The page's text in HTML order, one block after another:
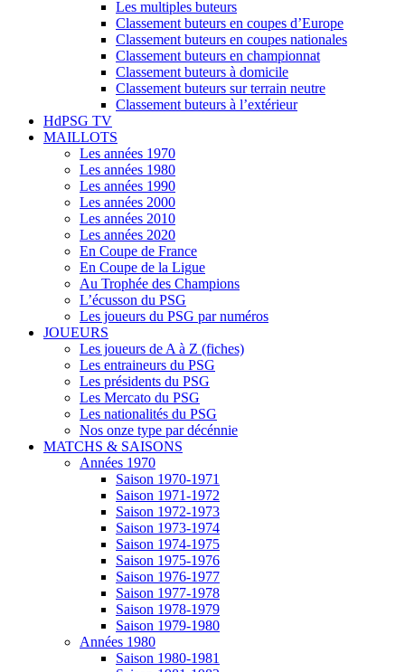
Les multiples buteurs
Classement buteurs en coupes d’Europe
Classement buteurs en coupes nationales
Classement buteurs en championnat
Classement buteurs à domicile
Classement buteurs sur terrain neutre
Classement buteurs à l’extérieur
HdPSG TV
MAILLOTS
Les années 1970
Les années 1980
Les années 1990
Les années 2000
Les années 2010
Les années 2020
En Coupe de France
En Coupe de la Ligue
Au Trophée des Champions
L’écusson du PSG
Les joueurs du PSG par numéros
JOUEURS
Les joueurs de A à Z (fiches)
Les entraineurs du PSG
Les présidents du PSG
Les Mercato du PSG
Les nationalités du PSG
Nos onze type par décénnie
MATCHS & SAISONS
Années 1970
Saison 1970-1971
Saison 1971-1972
Saison 1972-1973
Saison 1973-1974
Saison 1974-1975
Saison 1975-1976
Saison 1976-1977
Saison 1977-1978
Saison 1978-1979
Saison 1979-1980
Années 1980
Saison 1980-1981